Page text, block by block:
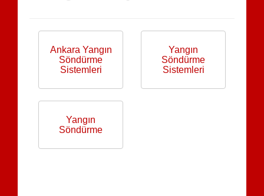
Ankara Yangın
Söndürme
Sistemleri
Yangın
Söndürme
Sistemleri
Yangın
Söndürme